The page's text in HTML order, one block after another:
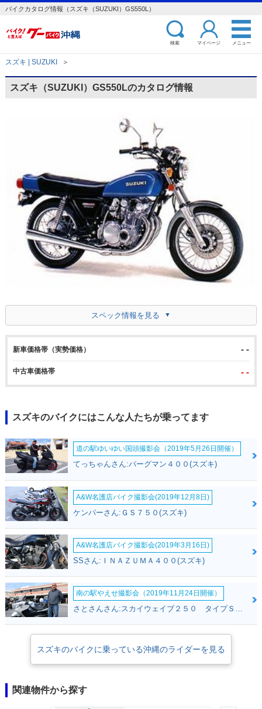
バイクカタログ情報（スズキ（SUZUKI）GS550L）
検索 マイページ メニュー
スズキ | SUZUKI ＞
スズキ（SUZUKI）GS550Lのカタログ情報
スペック情報を見る
新車価格帯（実勢価格） - -
中古車価格帯 - -
スズキのバイクにはこんな人たちが乗ってます
道の駅ゆいゆい国頭撮影会（2019年5月26日開催）
てっちゃんさん:バーグマン４００(スズキ)
A&W名護店バイク撮影会(2019年12月8日)
ケンパーさん:ＧＳ７５０(スズキ)
A&W名護店バイク撮影会(2019年3月16日)
SSさん:ＩＮＡＺＵＭＡ４００(スズキ)
南の駅やえせ撮影会（2019年11月24日開催）
スズキのバイクに乗っている沖縄のライダーを見る
関連物件から探す